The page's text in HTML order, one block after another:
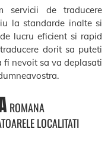
servicii de traducere
la standarde inalte si
lucru eficient si rapid
dorit sa puteti
fi nevoit sa va deplasati
ROMANA
LOCALITATI